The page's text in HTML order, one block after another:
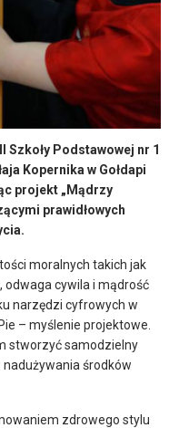
Szkoły Podstawowej nr 1
Kopernika w Gołdapi
projekt „Mądrzy
prawidłowych
moralnych takich jak
odwaga cywila i mądrość
narzędzi cyfrowych w
– myślenie projektowe.
stworzyć samodzielny
środków
zdrowego stylu